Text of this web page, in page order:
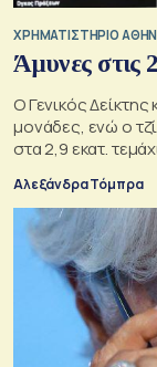
XΡΗΜΑΤΙΣΤΗΡΙΟ
Άμυνες στις
Ο Γενικός
μονάδες, ενώ ο
στα 2,9 εκατ.
Αλεξάνδρα Τόμπρα